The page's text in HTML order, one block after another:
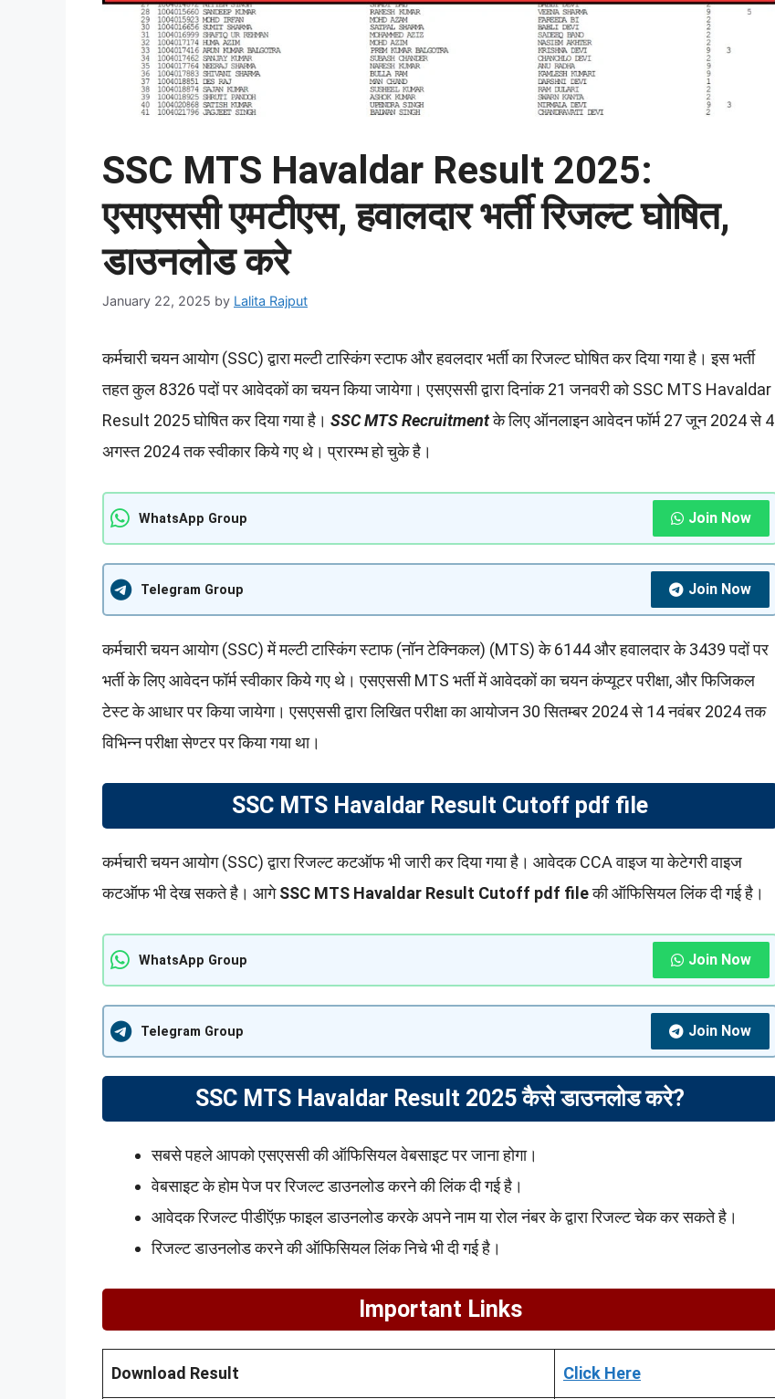
SSC MTS Havaldar Result 2025:
एसएससी एमटीएस, हवालदार भर्ती रिजल्ट घोषित,
डाउनलोड करे
January 22, 2025 by Lalita Rajput
कर्मचारी चयन आयोग (SSC) द्वारा मल्टी टास्किंग स्टाफ और हवलदार भर्ती का रिजल्ट घोषित कर दिया गया है। इस भर्ती
तहत कुल 8326 पदों पर आवेदकों का चयन किया जायेगा। एसएससी द्वारा दिनांक 21 जनवरी को SSC MTS Havaldar
Result 2025 घोषित कर दिया गया है। SSC MTS Recruitmentके लिए ऑनलाइन आवेदन फॉर्म 27 जून 2024 से 4
अगस्त 2024 तक स्वीकार किये गए थे। प्रारम्भ हो चुके है।
WhatsApp Group Join Now
Telegram Group Join Now
कर्मचारी चयन आयोग (SSC) में मल्टी टास्किंग स्टाफ (नॉन टेक्निकल) (MTS) के 6144 और हवालदार के 3439 पदों पर
भर्ती के लिए आवेदन फॉर्म स्वीकार किये गए थे। एसएससी MTS भर्ती में आवेदकों का चयन कंप्यूटर परीक्षा, और फिजिकल
टेस्ट के आधार पर किया जायेगा। एसएससी द्वारा लिखित परीक्षा का आयोजन 30 सितम्बर 2024 से 14 नवंबर 2024 तक
विभिन्न परीक्षा सेण्टर पर किया गया था।
SSC MTS Havaldar Result Cutoff pdf file
कर्मचारी चयन आयोग (SSC) द्वारा रिजल्ट कटऑफ भी जारी कर दिया गया है। आवेदक CCA वाइज या केटेगरी वाइज
कटऑफ भी देख सकते है। आगेSSC MTS Havaldar Result Cutoff pdf fileकी ऑफिसियल लिंक दी गई है।
WhatsApp Group Join Now
Telegram Group Join Now
SSC MTS Havaldar Result 2025 कैसे डाउनलोड करे?
सबसे पहले आपको एसएससी की ऑफिसियल वेबसाइट पर जाना होगा।
वेबसाइट के होम पेज पर रिजल्ट डाउनलोड करने की लिंक दी गई है।
आवेदक रिजल्ट पीडीऍफ़ फाइल डाउनलोड करके अपने नाम या रोल नंबर के द्वारा रिजल्ट चेक कर सकते है।
रिजल्ट डाउनलोड करने की ऑफिसियल लिंक निचे भी दी गई है।
Important Links
Download Result Click Here